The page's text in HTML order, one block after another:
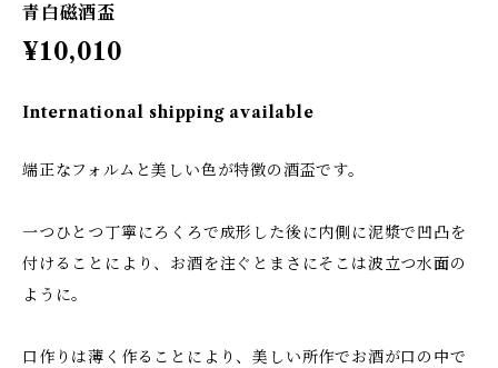
青白磁酒盃
¥10,010
International shipping available
端正なフォルムと美しい色が特徴の酒盃です。
一つひとつ丁寧にろくろで成形した後に内側に泥漿で凹凸を
付けることにより、お酒を注ぐとまさにそこは波立つ水面の
ように。
口作りは薄く作ることにより、美しい所作でお酒が口の中で